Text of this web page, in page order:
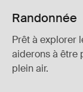
Randonnée
Prêt à explorer
aiderons à être
plein air.